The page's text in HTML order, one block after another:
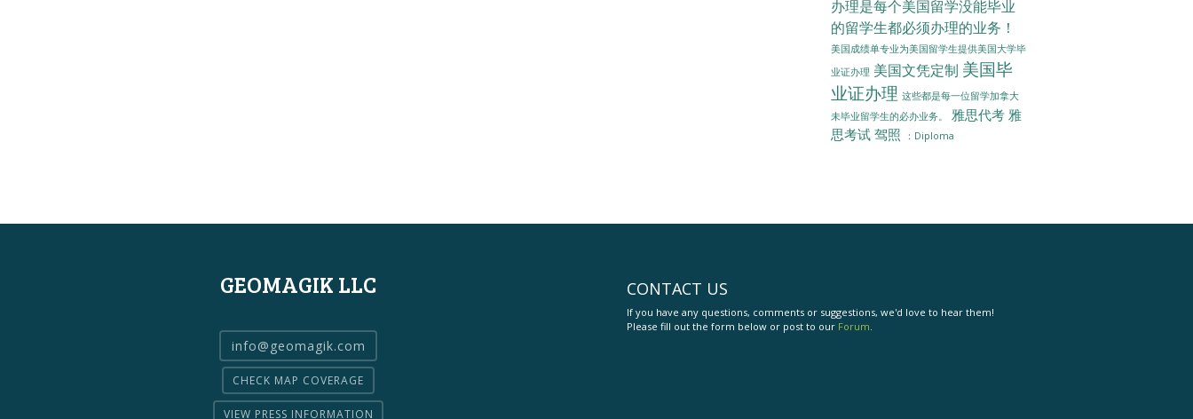
办理是每个美国留学没能毕业
的留学生都必须办理的业务！
美国成绩单专业为美国留学生提供美国大学毕
业证办理 美国文凭定制 美国毕
业证办理 这些都是每一位留学加拿大
未毕业留学生的必办业务。
雅思代考 雅
思考试 驾照 ：Diploma
GEOMAGIK LLC
info@geomagik.com
CHECK MAP COVERAGE
VIEW PRESS INFORMATION
CONTACT US
If you have any questions, comments or suggestions, we'd love to hear them!
Please fill out the form below or post to our Forum.